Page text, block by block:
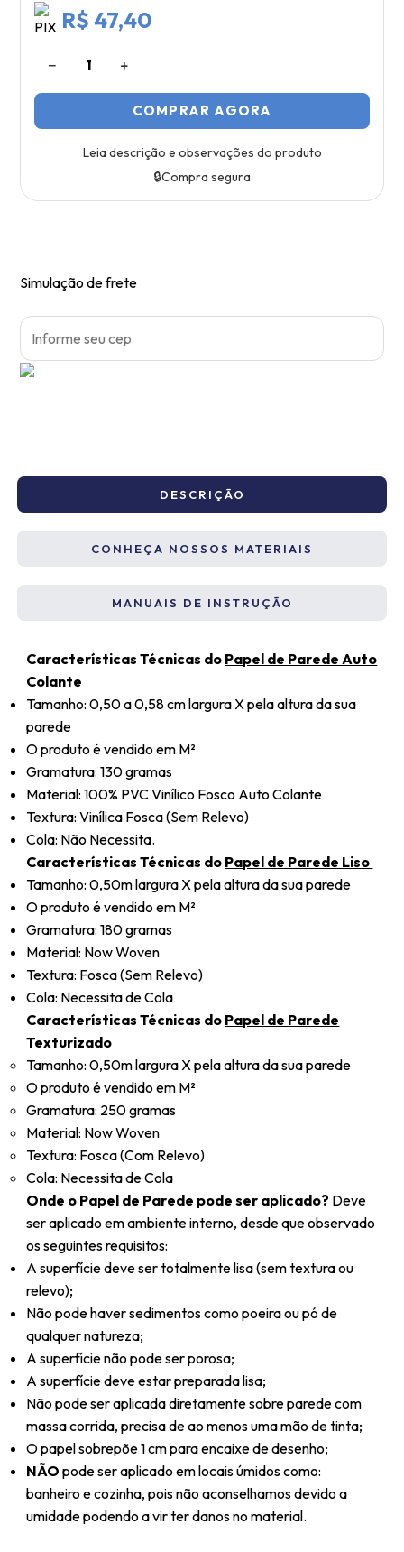
R$ 47,40
− 1 +
COMPRAR AGORA
Leia descrição e observações do produto
🔒Compra segura
Simulação de frete
DESCRIÇÃO
CONHEÇA NOSSOS MATERIAIS
MANUAIS DE INSTRUÇÃO
Características Técnicas do Papel de Parede Auto
Colante
Tamanho: 0,50 a 0,58 cm largura X pela altura da sua
parede
O produto é vendido em M²
Gramatura: 130 gramas
Material: 100% PVC Vinílico Fosco Auto Colante
Textura: Vinílica Fosca (Sem Relevo)
Cola: Não Necessita.
Características Técnicas do Papel de Parede Liso
Tamanho: 0,50m largura X pela altura da sua parede
O produto é vendido em M²
Gramatura: 180 gramas
Material: Now Woven
Textura: Fosca (Sem Relevo)
Cola: Necessita de Cola
Características Técnicas do Papel de Parede
Texturizado
Tamanho: 0,50m largura X pela altura da sua parede
O produto é vendido em M²
Gramatura: 250 gramas
Material: Now Woven
Textura: Fosca (Com Relevo)
Cola: Necessita de Cola
Onde o Papel de Parede pode ser aplicado? Deve
ser aplicado em ambiente interno, desde que observado
os seguintes requisitos:
A superfície deve ser totalmente lisa (sem textura ou
relevo);
Não pode haver sedimentos como poeira ou pó de
qualquer natureza;
A superfície não pode ser porosa;
A superfície deve estar preparada lisa;
Não pode ser aplicada diretamente sobre parede com
massa corrida, precisa de ao menos uma mão de tinta;
O papel sobrepõe 1 cm para encaixe de desenho;
NÃO pode ser aplicado em locais úmidos como:
banheiro e cozinha, pois não aconselhamos devido a
umidade podendo a vir ter danos no material.